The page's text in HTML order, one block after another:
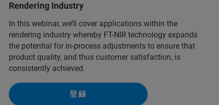
Rendering Industry
In this webinar, we’ll cover applications within the
rendering industry whereby FT-NIR technology expands
the potential for in-process adjustments to ensure that
product quality, and thus customer satisfaction, is
consistently achieved.
登録